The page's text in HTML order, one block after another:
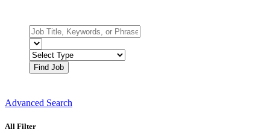
Find Job
Advanced Search
All Filter